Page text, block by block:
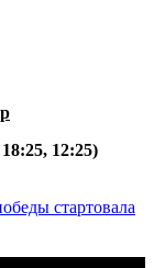
12:25)
стартовала